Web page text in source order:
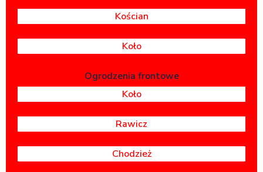
Kościan
Koło
Ogrodzenia frontowe
Koło
Rawicz
Chodzież